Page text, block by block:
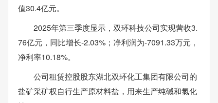
值30.4亿元。
2025年第三季度显示，双环科技公司实现营收3.
76亿元，同比增长-2.03%；净利润为-7091.33万元，
净利率10.18%。
公司租赁控股股东湖北双环化工集团有限公司的
盐矿采矿权自行生产原材料盐，用来生产纯碱和氯化